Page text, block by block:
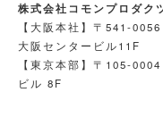
株式会社コモンプロダク
【大阪本社】〒541-
大阪センタービル11F
【東京本部】〒105-
ビル 8F